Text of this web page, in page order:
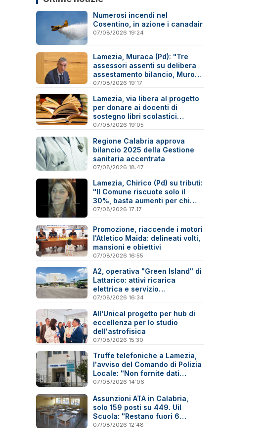
Numerosi incendi nel
Cosentino, in azione i canadair
07/08/2026 19:24
Lamezia, Muraca (Pd): "Tre
assessori assenti su delibera
assestamento bilancio, Murone
in difficoltà"
07/08/2026 19:17
Lamezia, via libera al progetto
per donare ai docenti di
sostegno libri scolastici
destinati al macero
07/08/2026 19:05
Regione Calabria approva
bilancio 2025 della Gestione
sanitaria accentrata
07/08/2026 18:47
Lamezia, Chirico (Pd) su tributi:
"Il Comune riscuote solo il
30%, basta aumenti per chi
paga"
07/08/2026 17:17
Promozione, riaccende i motori
l'Atletico Maida: delineati volti,
mansioni e obiettivi
07/08/2026 16:55
A2, operativa "Green Island" di
Lattarico: attivi ricarica
elettrica e servizio
sperimentale di soccorso
07/08/2026 16:34
All'Unical progetto per hub di
eccellenza per lo studio
dell'astrofisica
07/08/2026 15:30
Truffe telefoniche a Lamezia,
l'avviso del Comando di Polizia
Locale: "Non fornite dati
personali"
07/08/2026 14:06
Assunzioni ATA in Calabria,
solo 159 posti su 449. Uil
Scuola: "Restano fuori 6
precari su 10"
07/08/2026 12:48